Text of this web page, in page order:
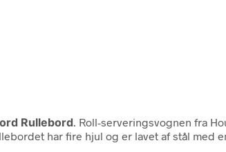
Rullebord . Roll-serveringsvognen fra
har fire hjul og er lavet af stål med